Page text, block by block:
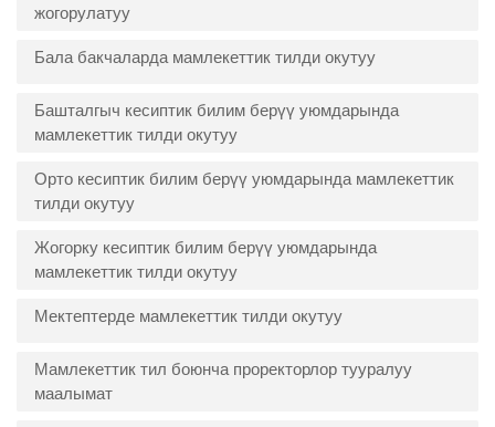
жогорулатуу
Бала бакчаларда мамлекеттик тилди окутуу
Башталгыч кесиптик билим берүү уюмдарында
мамлекеттик тилди окутуу
Орто кесиптик билим берүү уюмдарында мамлекеттик
тилди окутуу
Жогорку кесиптик билим берүү уюмдарында
мамлекеттик тилди окутуу
Мектептерде мамлекеттик тилди окутуу
Мамлекеттик тил боюнча проректорлор тууралуу
маалымат